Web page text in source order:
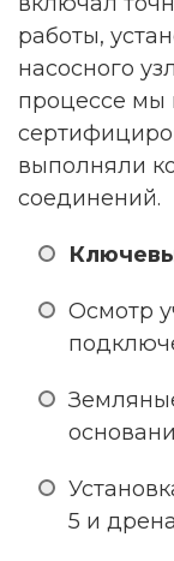
работы,
насосного
процессе мы
выполняли
соединений.
Осмотр
5 и